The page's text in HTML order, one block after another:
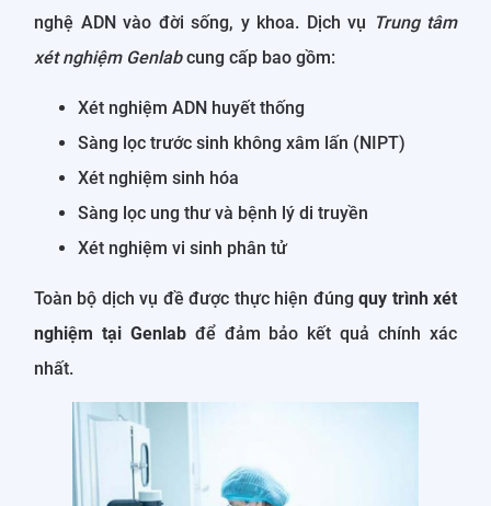
nghệ ADN vào đời sống, y khoa. Dịch vụ Trung tâm
xét nghiệm Genlabcung cấp bao gồm:
Xét nghiệm ADN huyết thống
Sàng lọc trước sinh không xâm lấn (NIPT)
Xét nghiệm sinh hóa
Sàng lọc ung thư và bệnh lý di truyền
Xét nghiệm vi sinh phân tử
Toàn bộ dịch vụ đề được thực hiện đúng quy trình xét
nghiệm tại Genlabđể đảm bảo kết quả chính xác
nhất.